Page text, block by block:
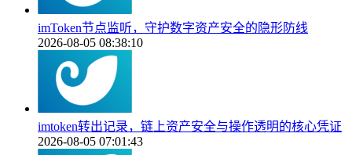
imToken节点监听，守护数字资产安全的隐形防线
2026-08-05 08:38:10
imtoken转出记录，链上资产安全与操作透明的核心凭证
2026-08-05 07:01:43